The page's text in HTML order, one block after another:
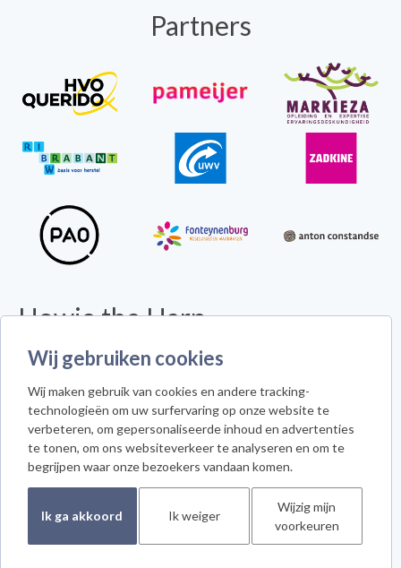
Wij gebruiken cookies
Wij maken gebruik van cookies en andere tracking-
technologieën om uw surfervaring op onze website te
verbeteren, om gepersonaliseerde inhoud en advertenties
te tonen, om ons websiteverkeer te analyseren en om te
begrijpen waar onze bezoekers vandaan komen.
Ik ga akkoord Ik weiger
Wijzig mijn
voorkeuren
Partners
Howie the Harp
© 2026 - Alle rechten voorbehouden -Disclaimer
Cookie instellingen
Meld je aan voor de nieuwsbrief